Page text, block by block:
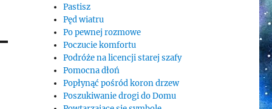
Pastisz
Pęd wiatru
Po pewnej rozmowe
Poczucie komfortu
Podróże na licencji starej szafy
Pomocna dłoń
Popłynąć pośród koron drzew
Poszukiwanie drogi do Domu